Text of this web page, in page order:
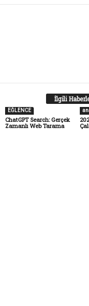
İlgili
EĞLENCE
ChatGPT Search: Gerçek
Zamanlı Web Tarama